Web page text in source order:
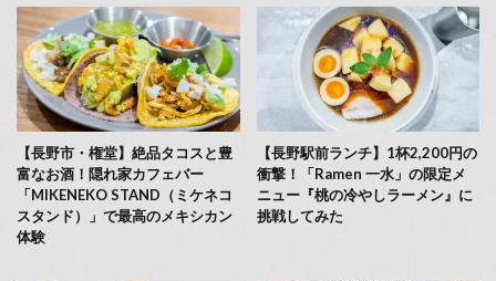
【長野市・権堂】絶品タコスと豊
富なお酒！隠れ家カフェバー
「MIKENEKO STAND（ミケネコ
スタンド）」で最高のメキシカン
体験
【長野駅前ランチ】1杯2,200円の
衝撃！「Ramen 一水」の限定メ
ニュー『桃の冷やしラーメン』に
挑戦してみた